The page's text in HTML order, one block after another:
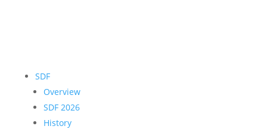
SDF
Overview
SDF 2026
History